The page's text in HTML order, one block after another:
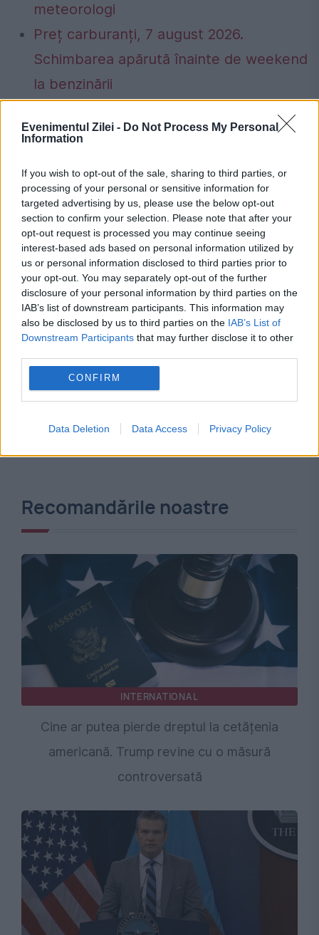
Evenimentul Zilei - Do Not Process My Personal
Information
If you wish to opt-out of the sale, sharing to third parties, or
processing of your personal or sensitive information for
targeted advertising by us, please use the below opt-out
section to confirm your selection. Please note that after your
opt-out request is processed you may continue seeing
interest-based ads based on personal information utilized by
us or personal information disclosed to third parties prior to
your opt-out. You may separately opt-out of the further
disclosure of your personal information by third parties on the
IAB’s list of downstream participants. This information may
also be disclosed by us to third parties on the IAB’s List of
Downstream Participants that may further disclose it to other
CONFIRM
Data Deletion Data Access Privacy Policy
meteorologi
Preț carburanți, 7 august 2026.
Schimbarea apărută înainte de weekend
la benzinării
joe biden kim jong-un Kim Yo-jong
SUA
Recomandările noastre
INTERNATIONAL
Cine ar putea pierde dreptul la cetățenia
americană. Trump revine cu o măsură
controversată